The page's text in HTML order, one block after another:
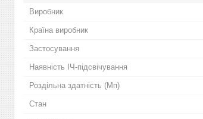
Виробник
Країна виробник
Застосування
Наявність ІЧ-підсвічування
Роздільна здатність (Мп)
Стан